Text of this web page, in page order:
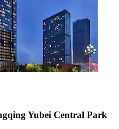
Yubei Central Park